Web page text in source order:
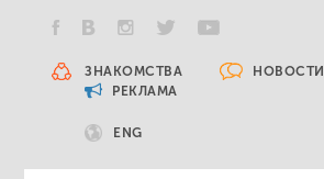
ЗНАКОМСТВА
НОВОСТИ
РЕКЛАМА
ENG